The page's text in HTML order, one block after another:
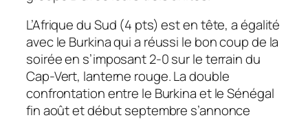
L’Afrique du Sud (4 pts) est en tête, a égalité
avec le Burkina qui a réussi le bon coup de la
soirée en s’imposant 2-0 sur le terrain du
Cap-Vert, lanterne rouge. La double
confrontation entre le Burkina et le Sénégal
fin août et début septembre s’annonce